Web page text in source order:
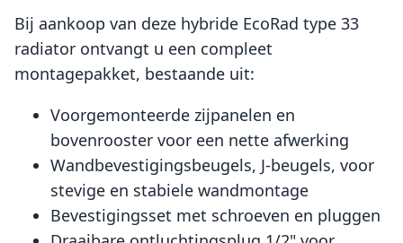
Bij aankoop van deze hybride EcoRad type 33
radiator ontvangt u een compleet
montagepakket, bestaande uit:
Voorgemonteerde zijpanelen en
bovenrooster voor een nette afwerking
Wandbevestigingsbeugels, J-beugels, voor
stevige en stabiele wandmontage
Bevestigingsset met schroeven en pluggen